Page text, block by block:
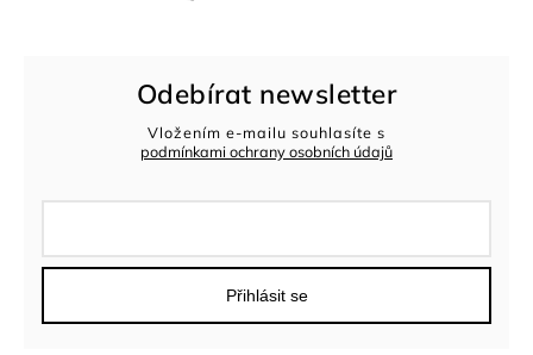
Odebírat newsletter
Vložením e-mailu souhlasíte s
podmínkami ochrany osobních údajů
Přihlásit se